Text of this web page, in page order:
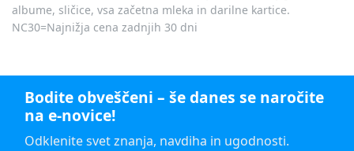
albume, sličice, vsa začetna mleka in darilne kartice.
NC30=Najnižja cena zadnjih 30 dni
Bodite obveščeni – še danes se naročite
na e-novice!
Odklenite svet znanja, navdiha in ugodnosti.